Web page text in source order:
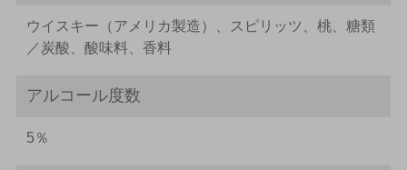
ウイスキー（アメリカ製造）、スピリッツ、桃、糖類
／炭酸、酸味料、香料
アルコール度数
5％